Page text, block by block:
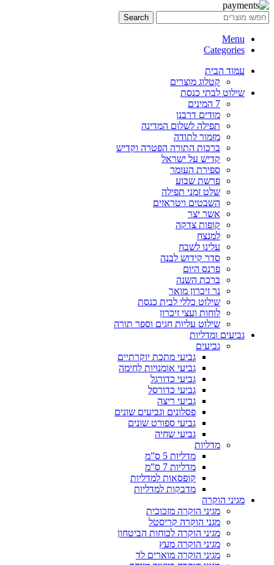
Search
Menu
Categories
עמוד הבית
קטלוג מוצרים
שילוט לבתי כנסת
7 המינים
מודים דרבנן
תפילה לשלום המדינה
מזמור לתודה
ברכות התורה הפטרה וקדיש
קדיש על ישראל
ספירת העומר
פרשת שבוע
שלט זמני תפילה
השבטים ויטראזים
אשר יצר
קופות צדקה
למנצח
עלינו לשבח
סדר קידוש לבנה
פרנס היום
ברכת השנה
נר זיכרון מואר
שילוט כללי לבית כנסת
לוחות ועצי זיכרון
שילוט עליות חגים וספר תורה
גביעים ומדליות
גביעים
גביעי מתכת יוקרתיים
גביעי אומנויות לחימה
גביעי כדורגל
גביעי כדורסל
גביעי ריצה
פסלונים וגביעים שונים
גביעי ספורט שונים
גביעי שחיה
מדליות
מדליות 5 ס”מ
מדליות 7 ס”מ
קופסאות למדליות
מדבקות למדליות
מגיני הוקרה
מגיני הוקרה מזכוכית
מגני הוקרה קריסטל
מגיני הוקרה לכוחות הביטחון
מגיני הוקרה מעץ
מגיני הוקרה מוארים לד